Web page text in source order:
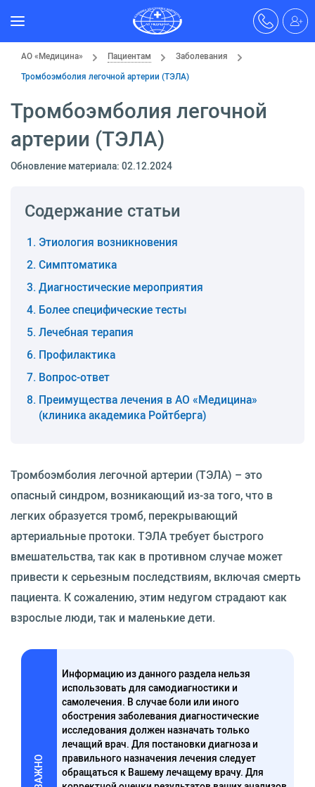
АО «Медицина» Пациентам
Заболевания
Тромбоэмболия легочной артерии (ТЭЛА)
Тромбоэмболия легочной
артерии (ТЭЛА)
Обновление материала: 02.12.2024
Содержание статьи
Этиология возникновения
Симптоматика
Диагностические мероприятия
Более специфические тесты
Лечебная терапия
Профилактика
Вопрос-ответ
Преимущества лечения в АО «Медицина»
(клиника академика Ройтберга)
Тромбоэмболия легочной артерии (ТЭЛА) – это
опасный синдром, возникающий из-за того, что в
легких образуется тромб, перекрывающий
артериальные протоки. ТЭЛА требует быстрого
вмешательства, так как в противном случае может
привести к серьезным последствиям, включая смерть
пациента. К сожалению, этим недугом страдают как
взрослые люди, так и маленькие дети.
ВАЖНО
Информацию из данного раздела нельзя
использовать для самодиагностики и
самолечения. В случае боли или иного
обострения заболевания диагностические
исследования должен назначать только
лечащий врач. Для постановки диагноза и
правильного назначения лечения следует
обращаться к Вашему лечащему врачу. Для